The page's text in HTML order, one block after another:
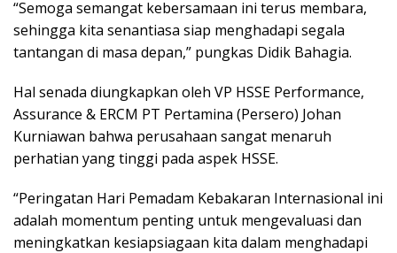
“Semoga semangat kebersamaan ini terus membara,
sehingga kita senantiasa siap menghadapi segala
tantangan di masa depan,” pungkas Didik Bahagia.
Hal senada diungkapkan oleh VP HSSE Performance,
Assurance & ERCM PT Pertamina (Persero) Johan
Kurniawan bahwa perusahaan sangat menaruh
perhatian yang tinggi pada aspek HSSE.
“Peringatan Hari Pemadam Kebakaran Internasional ini
adalah momentum penting untuk mengevaluasi dan
meningkatkan kesiapsiagaan kita dalam menghadapi